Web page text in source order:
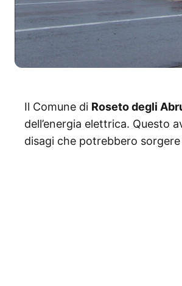
Il Comune di Roseto degli
dell’energia elettrica. Questo
disagi che potrebbero